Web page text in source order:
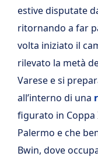
estive disputate
ritornando a far
volta iniziato il
rilevato la metà
Varese e si
all’interno di una
figurato in Coppa
Palermo e che
Bwin, dove